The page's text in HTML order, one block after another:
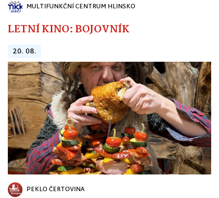
MULTIFUNKČNÍ CENTRUM HLINSKO
LETNÍ KINO: BOJOVNÍK
20. 08.
PEKLO ČERTOVINA